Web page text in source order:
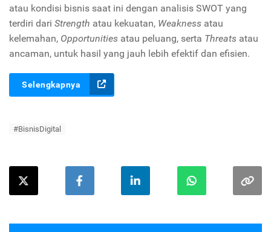
atau kondisi bisnis saat ini dengan analisis SWOT yang
terdiri dari Strength atau kekuatan, Weakness atau
kelemahan, Opportunities atau peluang, serta Threats atau
ancaman, untuk hasil yang jauh lebih efektif dan efisien.
Selengkapnya
#BisnisDigital